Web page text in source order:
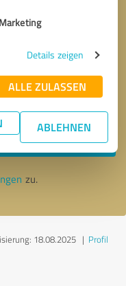
Marketing
Details zeigen
ALLE ZULASSEN
ABLEHNEN
zu.
18.08.2025| Profil